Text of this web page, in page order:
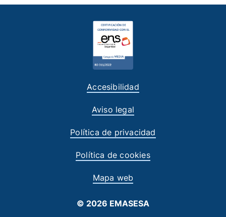
Accesibilidad
Aviso legal
Política de privacidad
Política de cookies
Mapa web
© 2026 EMASESA